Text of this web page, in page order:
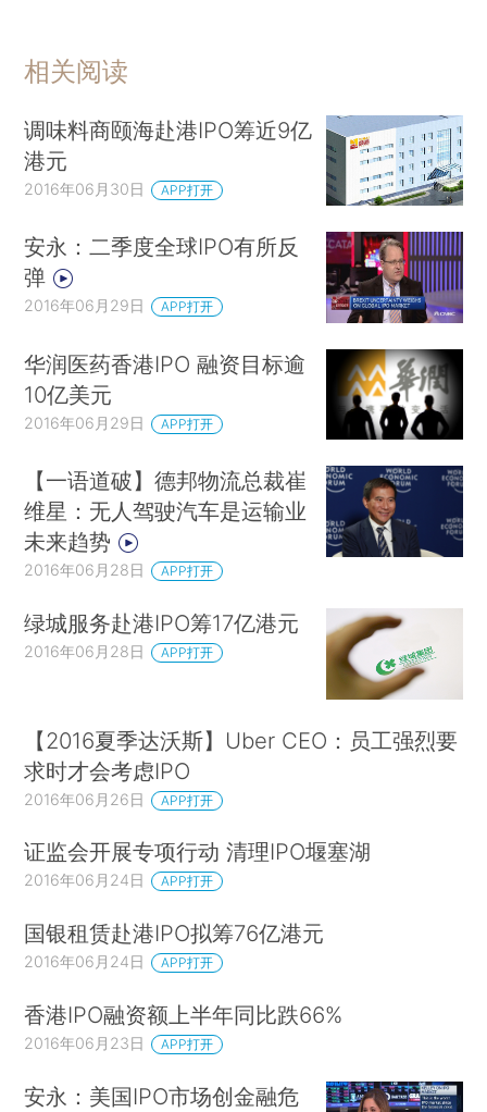
相关阅读
调味料商颐海赴港IPO筹近9亿
港元
2016年06月30日 APP打开
安永：二季度全球IPO有所反
弹
2016年06月29日 APP打开
华润医药香港IPO 融资目标逾
10亿美元
2016年06月29日 APP打开
【一语道破】德邦物流总裁崔
维星：无人驾驶汽车是运输业
未来趋势
2016年06月28日 APP打开
绿城服务赴港IPO筹17亿港元
2016年06月28日 APP打开
【2016夏季达沃斯】Uber CEO：员工强烈要
求时才会考虑IPO
2016年06月26日 APP打开
证监会开展专项行动 清理IPO堰塞湖
2016年06月24日 APP打开
国银租赁赴港IPO拟筹76亿港元
2016年06月24日 APP打开
香港IPO融资额上半年同比跌66%
2016年06月23日 APP打开
安永：美国IPO市场创金融危